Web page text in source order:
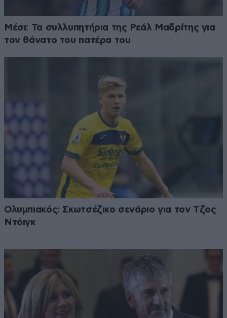
Μέσι: Τα συλλυπητήρια της Ρεάλ Μαδρίτης για
τον θάνατο του πατέρα του
Ολυμπιακός: Σκωτσέζικο σενάριο για τον Τζος
Ντόιγκ